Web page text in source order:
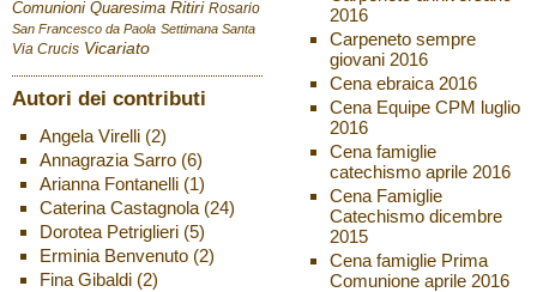
Comunioni Quaresima Ritiri Rosario
San Francesco da Paola Settimana Santa
Via Crucis Vicariato
Autori dei contributi
Angela Virelli(2)
Annagrazia Sarro(6)
Arianna Fontanelli(1)
Caterina Castagnola(24)
Dorotea Petriglieri(5)
Erminia Benvenuto(2)
Fina Gibaldi(2)
2016
Carpeneto sempre
giovani 2016
Cena ebraica 2016
Cena Equipe CPM luglio
2016
Cena famiglie
catechismo aprile 2016
Cena Famiglie
Catechismo dicembre
2015
Cena famiglie Prima
Comunione aprile 2016